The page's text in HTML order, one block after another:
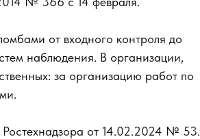
от входного контроля до
наблюдения. В организации,
за организацию работ по
Ростехнадзора от 14.02.2024 № 53.